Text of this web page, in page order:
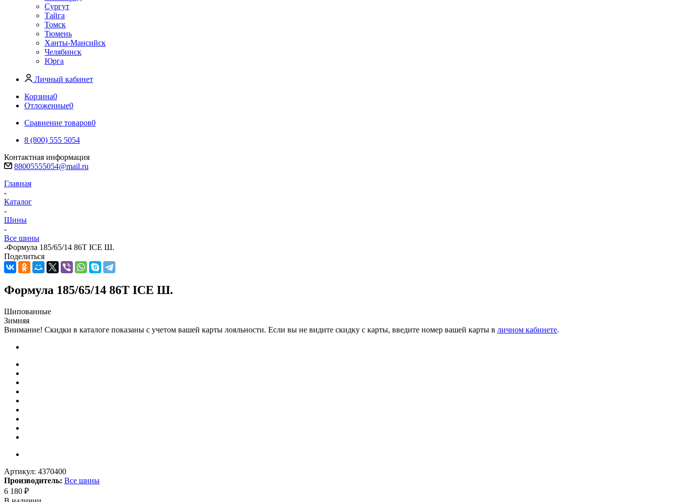
Сургут
Тайга
Томск
Тюмень
Ханты-Мансийск
Челябинск
Юрга
Личный кабинет
Корзина0
Отложенные0
Сравнение товаров0
8 (800) 555 5054
Контактная информация
88005555054@mail.ru
Главная
-
Каталог
-
Шины
-
Все шины
-Формула 185/65/14 86T ICE Ш.
Поделиться
Формула 185/65/14 86T ICE Ш.
Шипованные
Зимняя
Внимание! Скидки в каталоге показаны с учетом вашей карты лояльности. Если вы не видите скидку с карты, введите номер вашей карты в личном кабинете.
Артикул: 4370400
Производитель: Все шины
6 180 ₽